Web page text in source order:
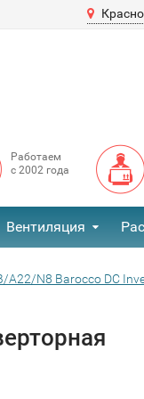
Работаем
с 2002 года
Вентиляция
A22/N8 Barocco DC